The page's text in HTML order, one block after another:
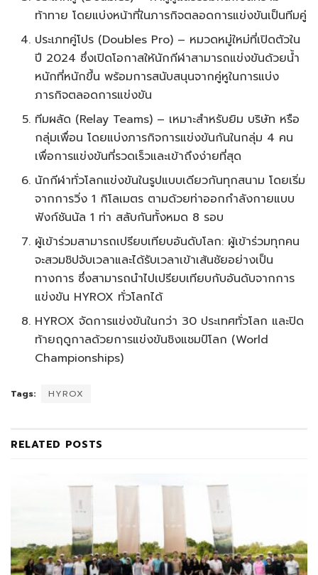
ท้าทาย โดยแบ่งหน้าที่ในภารกิจตลอดการแข่งขันเป็นทีมคู่
ประเภทคู่โปร (Doubles Pro) – หมวดหมู่ใหม่ที่เปิดตัวใน
ปี 2024 ซึ่งเปิดโอกาสให้นักกีฬาสามารถแข่งขันด้วยน้ำ
หนักที่หนักขึ้น พร้อมการสนับสนุนจากคู่หูในการแบ่ง
ภารกิจตลอดการแข่งขัน
ทีมผลัด (Relay Teams) – เหมาะสำหรับยิม บริษัท หรือ
กลุ่มเพื่อน โดยแบ่งภารกิจการแข่งขันกันในกลุ่ม 4 คน
เพื่อการแข่งขันที่รวดเร็วและเข้าถึงง่ายที่สุด
นักกีฬาทั่วโลกแข่งขันในรูปแบบเดียวกันทุกสนาม โดยเริ่ม
จากการวิ่ง 1 กิโลเมตร ตามด้วยท่าออกกำลังกายแบบ
ฟังก์ชันนัล 1 ท่า สลับกันทั้งหมด 8 รอบ
ผู้เข้าร่วมสามารถเปรียบเทียบอันดับโลก: ผู้เข้าร่วมทุกคน
จะสวมชิปจับเวลาและได้รับเวลาเข้าเส้นชัยอย่างเป็น
ทางการ ซึ่งสามารถนำไปเปรียบเทียบกับอันดับจากการ
แข่งขัน HYROX ทั่วโลกได้
HYROX จัดการแข่งขันในกว่า 30 ประเทศทั่วโลก และปิด
ท้ายฤดูกาลด้วยการแข่งขันชิงแชมป์โลก (World
Championships)
Tags: HYROX
RELATED POSTS